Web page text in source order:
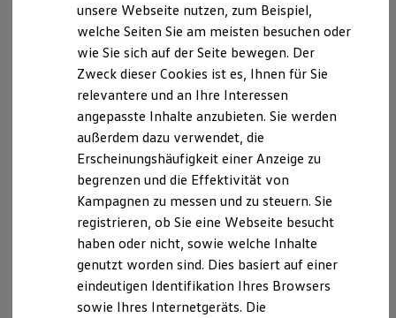
Nachhaltigkeit
Technologie
Kosten und Kauf
Kaufoptionen
E-Auto-Förderung
Software und Konnektivität
Die ID. Software 6
ID. Software Versionen und Updates
Digitale Extras
Schnittstellen zu Ihrem ID.
Hybridautos
Marke und Erlebnis
Volkswagen R und R Experience
R-Modelle
R Experience
Driving Experience
Volkswagen entdecken
Werkbesichtigung
Allgemeine VerbraucherschlichtungsstelleDEs
Zentrums für Schlichtung e.V.
Straßburger Straße 8
77694 Kehl am Rhein
Datenschutzerklärung
Datenschutzhinweise
A. Verantwortlicher
Wir freuen uns, dass Sie unsere Webseite der
Autohaus Krammer GmbH besuchen. Im Folgenden
unsere Webseite nutzen, zum Beispiel,
welche Seiten Sie am meisten besuchen oder
wie Sie sich auf der Seite bewegen. Der
Zweck dieser Cookies ist es, Ihnen für Sie
relevantere und an Ihre Interessen
angepasste Inhalte anzubieten. Sie werden
außerdem dazu verwendet, die
Erscheinungshäufigkeit einer Anzeige zu
begrenzen und die Effektivität von
Kampagnen zu messen und zu steuern. Sie
registrieren, ob Sie eine Webseite besucht
haben oder nicht, sowie welche Inhalte
genutzt worden sind. Dies basiert auf einer
eindeutigen Identifikation Ihres Browsers
sowie Ihres Internetgeräts. Die